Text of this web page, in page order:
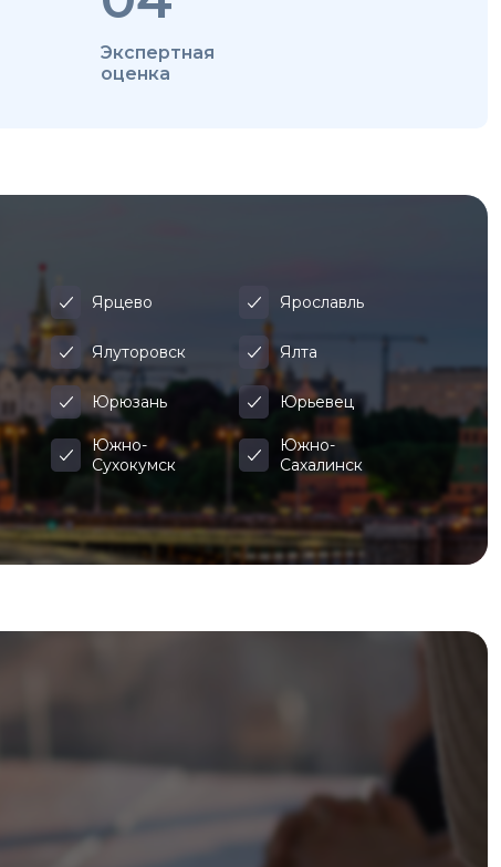
Экспертная
оценка
Ярцево Ярославль
Ялуторовск Ялта
Юрюзань Юрьевец
Южно-
Сухокумск
Южно-
Сахалинск